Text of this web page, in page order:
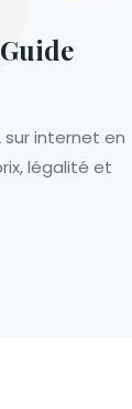
internet en
légalité et